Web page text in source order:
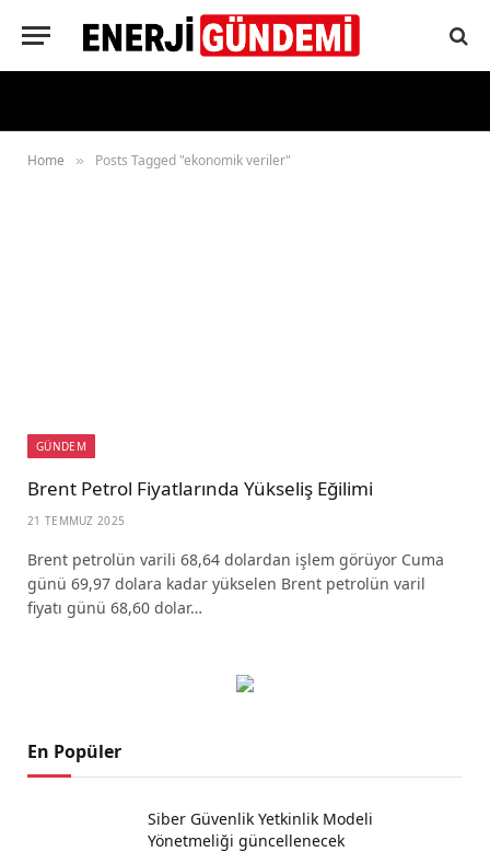
Home » Posts Tagged "ekonomik veriler"
GÜNDEM
Brent Petrol Fiyatlarında Yükseliş Eğilimi
21 TEMMUZ 2025
Brent petrolün varili 68,64 dolardan işlem görüyor Cuma
günü 69,97 dolara kadar yükselen Brent petrolün varil
fiyatı günü 68,60 dolar…
En Popüler
Siber Güvenlik Yetkinlik Modeli
Yönetmeliği güncellenecek